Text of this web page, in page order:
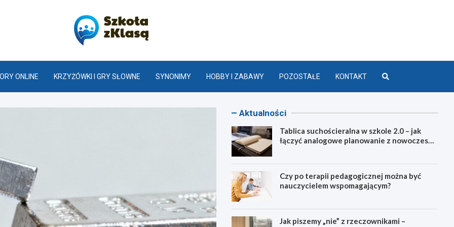
ONLINE KRZYŻÓWKI I GRY SŁOWNE SYNONIMY HOBBY I ZABAWY POZOSTAŁE KONTAKT
Aktualności
Tablica suchościeralna w szkole 2.0 – jak
łączyć analogowe planowanie z nowoczesną
Czy po terapii pedagogicznej można być
nauczycielem wspomagającym?
Jak piszemy „nie” z rzeczownikami –